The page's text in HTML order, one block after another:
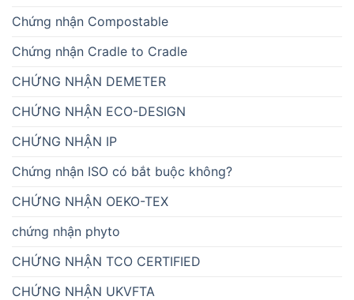
Chứng nhận Compostable
Chứng nhận Cradle to Cradle
CHỨNG NHẬN DEMETER
CHỨNG NHẬN ECO-DESIGN
CHỨNG NHẬN IP
Chứng nhận ISO có bắt buộc không?
CHỨNG NHẬN OEKO-TEX
chứng nhận phyto
CHỨNG NHẬN TCO CERTIFIED
CHỨNG NHẬN UKVFTA